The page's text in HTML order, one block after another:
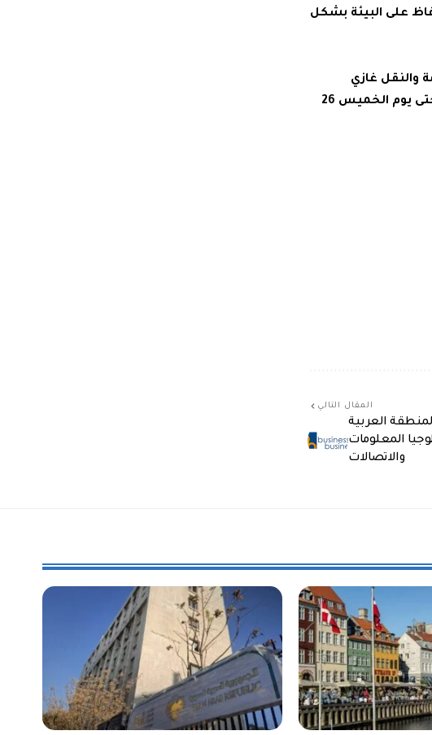
على البيئة بشكل
والنقل غازي
العريضي بدءاً من الساعة العاشرة من صباح يوم الثلاثاء المقبل في بيت الأمم المتحدة، بــيروت، على أن تستمر حتى يوم الخميس 26
المقال التالي
تقرير مجتمع المعلومات 2011 – المنطقة العربية
المعلومات
والاتصالات